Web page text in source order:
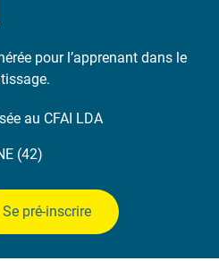
pour l’apprenant dans le
au CFAI LDA
(42)
Se pré-inscrire